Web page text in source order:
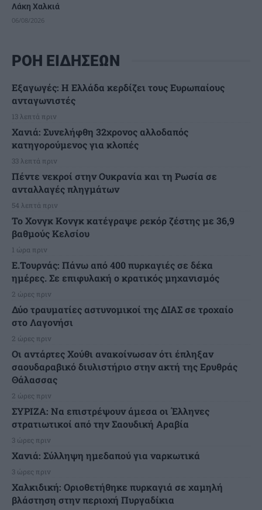
Λάκη Χαλκιά
06/08/2026
ΡΟΗ ΕΙΔΗΣΕΩΝ
Εξαγωγές: Η Ελλάδα κερδίζει τους Ευρωπαίους
ανταγωνιστές
13 λεπτά πριν
Χανιά: Συνελήφθη 32χρονος αλλοδαπός
κατηγορούμενος για κλοπές
33 λεπτά πριν
Πέντε νεκροί στην Ουκρανία και τη Ρωσία σε
ανταλλαγές πληγμάτων
54 λεπτά πριν
Το Χονγκ Κονγκ κατέγραψε ρεκόρ ζέστης με 36,9
βαθμούς Κελσίου
1 ώρα πριν
Ε.Τουρνάς: Πάνω από 400 πυρκαγιές σε δέκα
ημέρες. Σε επιφυλακή ο κρατικός μηχανισμός
2 ώρες πριν
Δύο τραυματίες αστυνομικοί της ΔΙΑΣ σε τροχαίο
στο Λαγονήσι
2 ώρες πριν
Οι αντάρτες Χούθι ανακοίνωσαν ότι έπληξαν
σαουδαραβικό διυλιστήριο στην ακτή της Ερυθράς
Θάλασσας
2 ώρες πριν
ΣΥΡΙΖΑ: Να επιστρέψουν άμεσα οι Έλληνες
στρατιωτικοί από την Σαουδική Αραβία
3 ώρες πριν
Χανιά: Σύλληψη ημεδαπού για ναρκωτικά
3 ώρες πριν
Χαλκιδική: Οριοθετήθηκε πυρκαγιά σε χαμηλή
βλάστηση στην περιοχή Πυργαδίκια